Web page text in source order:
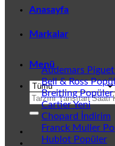
Menü
Ara:
Anasayfa
Markalar
Audemars Piguet
Bell & Ross
Breitling
Cartier
Chopard
Franck Muller
Hublot